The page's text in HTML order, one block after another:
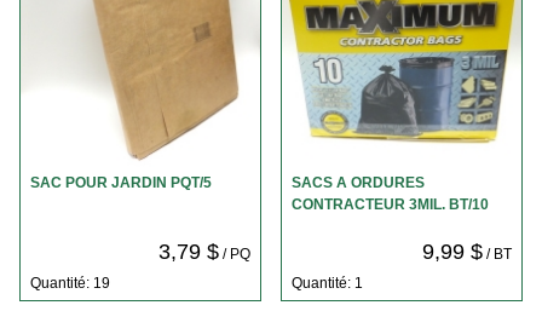
SAC POUR JARDIN PQT/5
3,79 $/ PQ
Quantité: 19
SACS A ORDURES
CONTRACTEUR 3MIL. BT/10
9,99 $/ BT
Quantité: 1